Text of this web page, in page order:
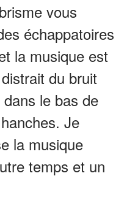
vous
échappatoires
la musique est
du bruit
le bas de
Je
la musique
temps et un